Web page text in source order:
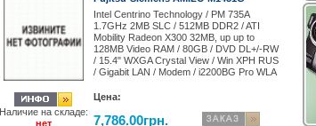
Наличие на складе:
нет
Intel Centrino Technology / PM 735A
1.7GHz 2MB SLC / 512MB DDR2 / ATI
Mobility Radeon X300 32MB, up up to
128MB Video RAM / 80GB / DVD DL+/-RW
/ 15.4" WXGA Crystal View / Win XPH RUS
/ Gigabit LAN / Modem / i2200BG Pro WLA
Цена:
7,786.00грн.